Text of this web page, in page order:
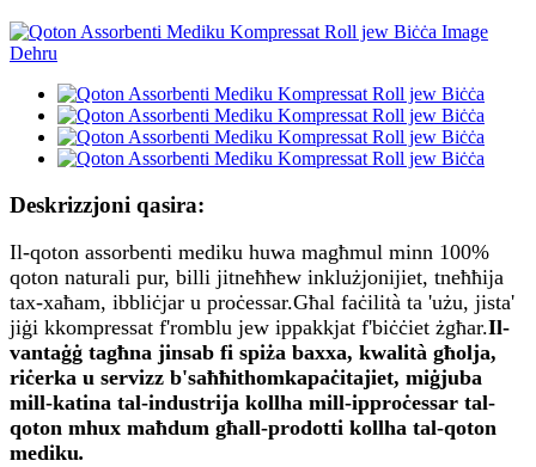
Deskrizzjoni qasira:
Il-qoton assorbenti mediku huwa magħmul minn 100%
qoton naturali pur, billi jitneħħew inklużjonijiet, tneħħija
tax-xaħam, ibbliċjar u proċessar.Għal faċilità ta 'użu, jista'
jiġi kkompressat f'romblu jew ippakkjat f'biċċiet żgħar.Il-
vantaġġ tagħna jinsab fi spiża baxxa, kwalità għolja,
riċerka u servizz b'saħħithomkapaċitajiet, miġjuba
mill-katina tal-industrija kollha mill-ipproċessar tal-
qoton mhux maħdum għall-prodotti kollha tal-qoton
mediku.